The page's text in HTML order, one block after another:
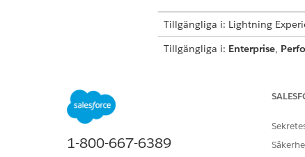
Tillgängliga i: Lightning
Tillgängliga i: Enterprise,
1-800-667-6389